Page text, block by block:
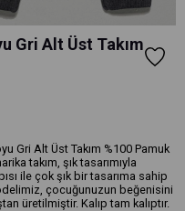
Gri Alt Üst Takım
Gri Alt Üst Takım %100 Pamuk
takım, şık tasarımıyla
ile çok şık bir tasarıma sahip
çocuğunuzun beğenisini
üretilmiştir. Kalıp tam kalıptır.